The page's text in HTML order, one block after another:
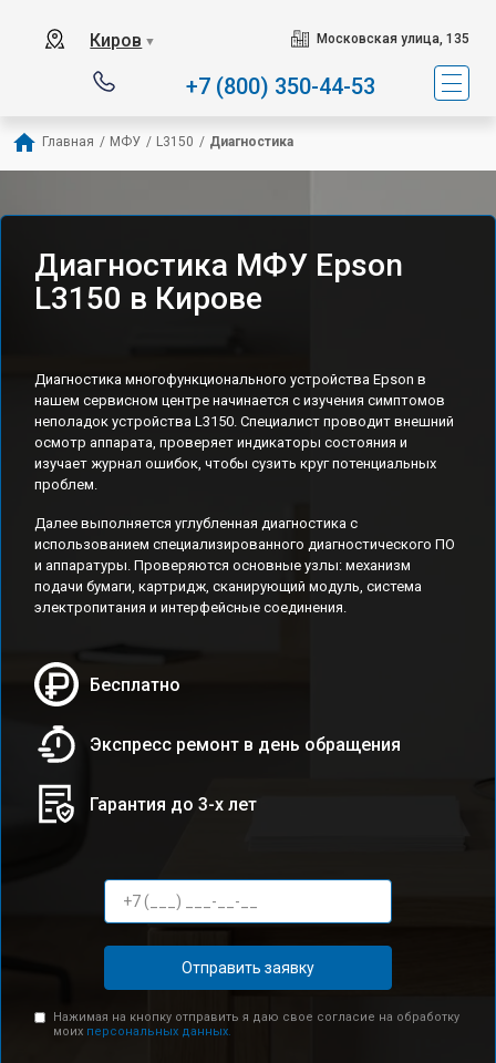
Киров ▼ Московская улица, 135
+7 (800) 350-44-53
Главная / МФУ / L3150 / Диагностика
Диагностика МФУ Epson
L3150 в Кирове
Диагностика многофункционального устройства Epson в
нашем сервисном центре начинается с изучения симптомов
неполадок устройства L3150. Специалист проводит внешний
осмотр аппарата, проверяет индикаторы состояния и
изучает журнал ошибок, чтобы сузить круг потенциальных
проблем.
Далее выполняется углубленная диагностика с
использованием специализированного диагностического ПО
и аппаратуры. Проверяются основные узлы: механизм
подачи бумаги, картридж, сканирующий модуль, система
электропитания и интерфейсные соединения.
Бесплатно
Экспресс ремонт в день обращения
Гарантия до 3-х лет
Отправить заявку
Нажимая на кнопку отправить я даю свое согласие на обработку
моих персональных данных.